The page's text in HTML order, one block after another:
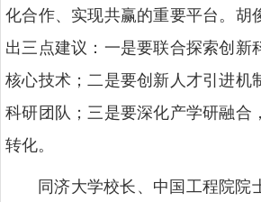
化合作、实现共赢的重要平台。胡
出三点建议：一是要联合探索创新
核心技术；二是要创新人才引进机
科研团队；三是要深化产学研融合
转化。
同济大学校长、中国工程院院